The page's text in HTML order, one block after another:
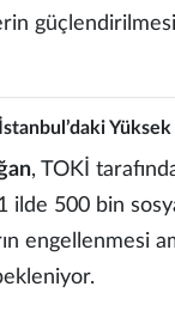
, TOKİ
500 bin
engellenmesi